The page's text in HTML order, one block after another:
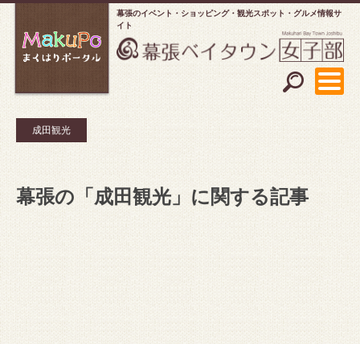
幕張のイベント・ショッピング
観光スポット・グルメ情報サ
イト
成田観光
幕張の「成田観光」に関する記事